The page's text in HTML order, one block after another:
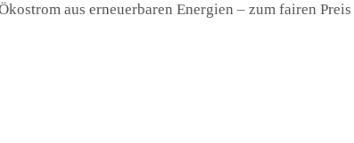
aus erneuerbaren Energien – zum fairen